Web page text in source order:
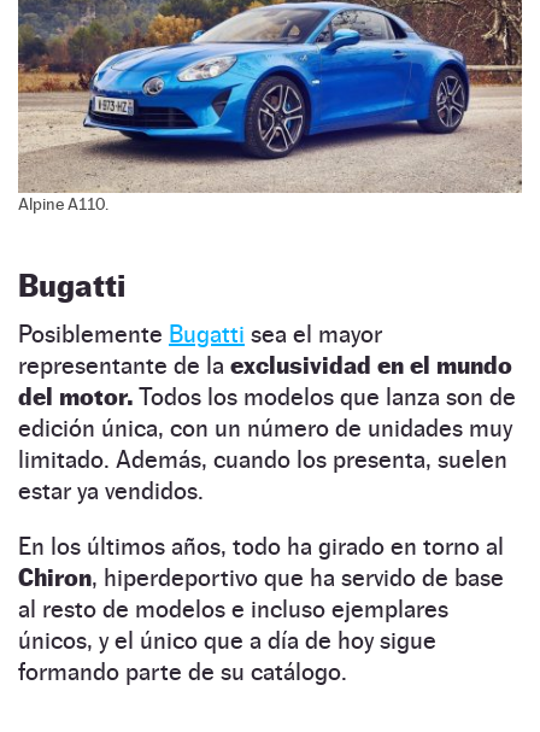
Alpine A110.
Bugatti
Posiblemente Bugatti sea el mayor
representante de la exclusividad en el mundo
del motor. Todos los modelos que lanza son de
edición única, con un número de unidades muy
limitado. Además, cuando los presenta, suelen
estar ya vendidos.
En los últimos años, todo ha girado en torno al
Chiron, hiperdeportivo que ha servido de base
al resto de modelos e incluso ejemplares
únicos, y el único que a día de hoy sigue
formando parte de su catálogo.